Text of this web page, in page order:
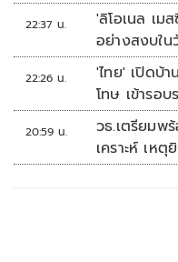
22:37 น.
'ลิโอเนล เ
อย่างสงบใ
22:26 น.
'ไทย' เปิดบ้
โทษ เข้ารอ
20:59 น.
วธ.เตรียมพ
เคราะห์ เหตุ